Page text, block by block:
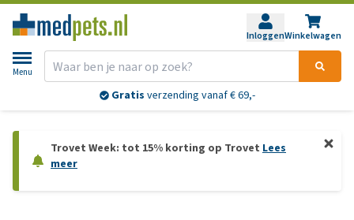
InloggenWinkelwagen
Menu
Gratis verzending vanaf € 69,-
Trovet Week: tot 15% korting op Trovet Lees
meer